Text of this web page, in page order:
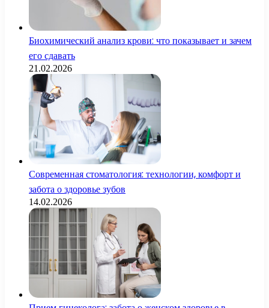
Биохимический анализ крови: что показывает и зачем
его сдавать
21.02.2026
Современная стоматология: технологии, комфорт и
забота о здоровье зубов
14.02.2026